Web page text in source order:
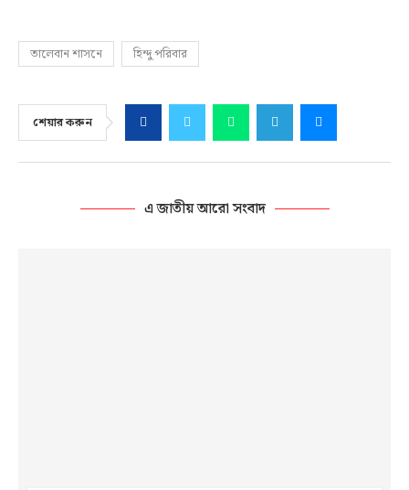
তালেবান শাসনে হিন্দু পরিবার
শেয়ার করুন
এ জাতীয় আরো সংবাদ